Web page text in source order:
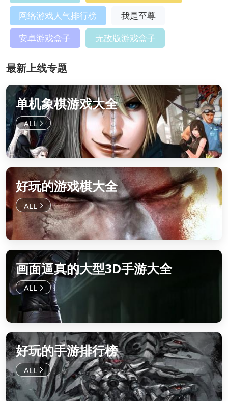
网络游戏人气排行榜
我是至尊
安卓游戏盒子
无敌版游戏盒子
最新上线专题
单机象棋游戏大全
好玩的游戏棋大全
画面逼真的大型3D手游大全
好玩的手游排行榜